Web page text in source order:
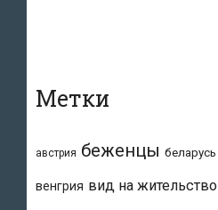
Метки
австрия беженцы беларусь
венгрия вид на жительство